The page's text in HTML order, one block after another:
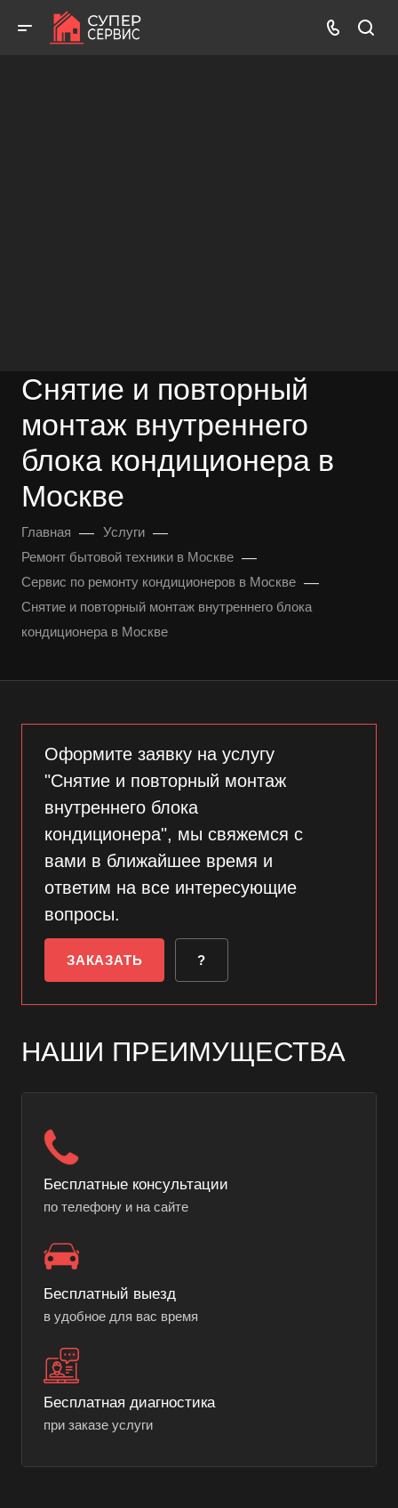
Снятие и повторный
монтаж внутреннего
блока кондиционера в
Москве
Главная — Услуги —
Ремонт бытовой техники в Москве —
Сервис по ремонту кондиционеров в Москве —
Снятие и повторный монтаж внутреннего блока
кондиционера в Москве
Оформите заявку на услугу
"Снятие и повторный монтаж
внутреннего блока
кондиционера", мы свяжемся с
вами в ближайшее время и
ответим на все интересующие
вопросы.
ЗАКАЗАТЬ ?
НАШИ ПРЕИМУЩЕСТВА
Бесплатные консультации
по телефону и на сайте
Бесплатный выезд
в удобное для вас время
Бесплатная диагностика
при заказе услуги